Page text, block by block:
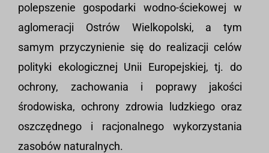
polepszenie gospodarki wodno-ściekowej w
aglomeracji Ostrów Wielkopolski, a tym
samym przyczynienie się do realizacji celów
polityki ekologicznej Unii Europejskiej, tj. do
ochrony, zachowania i poprawy jakości
środowiska, ochrony zdrowia ludzkiego oraz
oszczędnego i racjonalnego wykorzystania
zasobów naturalnych.